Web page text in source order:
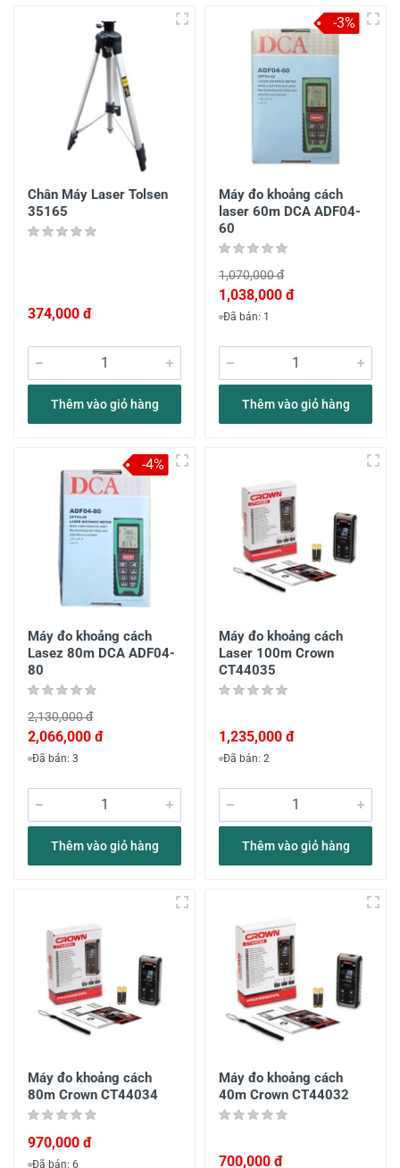
Chân Máy Laser Tolsen
35165
374,000 đ
Thêm vào giỏ hàng
Máy đo khoảng cách
laser 60m DCA ADF04-
60
1,070,000 đ
1,038,000 đ
Đã bán: 1
Thêm vào giỏ hàng
-3%
Máy đo khoảng cách
Lasez 80m DCA ADF04-
80
2,130,000 đ
2,066,000 đ
Đã bán: 3
Thêm vào giỏ hàng
-4%
Máy đo khoảng cách
Laser 100m Crown
CT44035
1,235,000 đ
Đã bán: 2
Thêm vào giỏ hàng
Máy đo khoảng cách
80m Crown CT44034
970,000 đ
Đã bán: 6
Máy đo khoảng cách
40m Crown CT44032
700,000 đ